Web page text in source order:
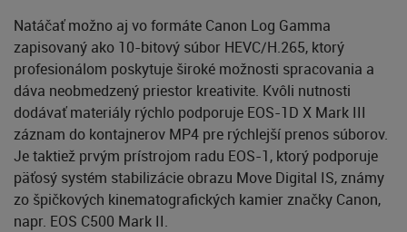
Natáčať možno aj vo formáte Canon Log Gamma
zapisovaný ako 10-bitový súbor HEVC/H.265, ktorý
profesionálom poskytuje široké možnosti spracovania a
dáva neobmedzený priestor kreativite. Kvôli nutnosti
dodávať materiály rýchlo podporuje EOS-1D X Mark III
záznam do kontajnerov MP4 pre rýchlejší prenos súborov.
Je taktiež prvým prístrojom radu EOS-1, ktorý podporuje
päťosý systém stabilizácie obrazu Move Digital IS, známy
zo špičkových kinematografických kamier značky Canon,
napr. EOS C500 Mark II.